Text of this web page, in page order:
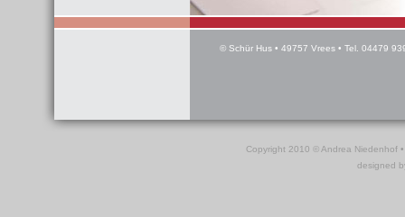
© Schür Hus • 49757 Vrees • Tel. 04479
Copyright 2010 © Andrea Niedenhof
designed